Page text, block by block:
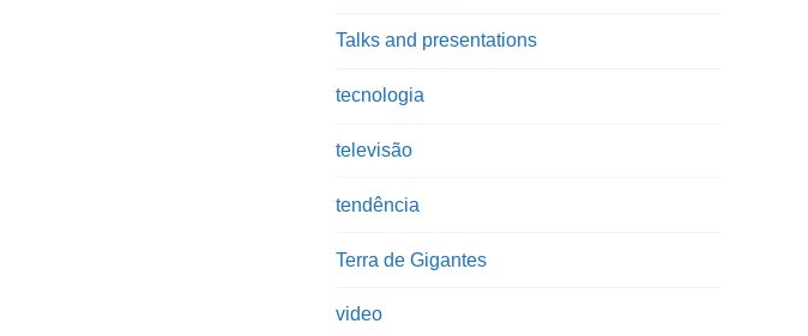
Talks and presentations
tecnologia
televisão
tendência
Terra de Gigantes
video